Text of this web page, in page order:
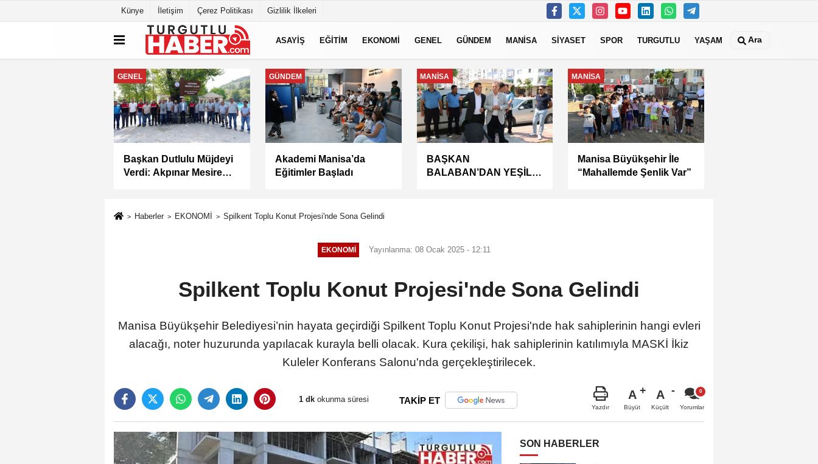
Künye İletişim Çerez Politikası Gizlilik İlkeleri
ASAYİŞ EĞİTİM EKONOMİ GENEL GÜNDEM MANİSA SİYASET SPOR TURGUTLU YAŞAM Ara
GENEL
Başkan Dutlulu Müjdeyi
Verdi: Akpınar Mesire
GÜNDEM
Akademi Manisa’da
Eğitimler Başladı
MANİSA
BAŞKAN
BALABAN’DAN YEŞİL
MANİSA
Manisa Büyükşehir İle
“Mahallemde Şenlik Var”
Haberler EKONOMİ Spilkent Toplu Konut Projesi'nde Sona Gelindi
EKONOMİ Yayınlanma: 08 Ocak 2025 - 12:11
Spilkent Toplu Konut Projesi'nde Sona Gelindi
Manisa Büyükşehir Belediyesi’nin hayata geçirdiği Spilkent Toplu Konut Projesi'nde hak sahiplerinin hangi evleri
alacağı, noter huzurunda yapılacak kurayla belli olacak. Kura çekilişi, hak sahiplerinin katılımıyla MASKİ İkiz
Kuleler Konferans Salonu'nda gerçekleştirilecek.
1 dk okunma süresi TAKİP ET
Yazdır
A
Büyüt
A
Küçült Yorumlar
SON HABERLER